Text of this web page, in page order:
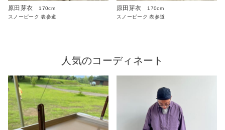
原田芽衣
170cm
スノーピーク 表参道
原田芽衣
170cm
スノーピーク 表参道
人気のコーディネート